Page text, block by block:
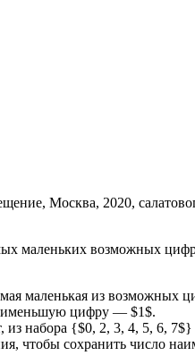
маленьких возможных
маленькая из возможных
цифру — $1$.
набора {$0, 2, 3, 4, 5, 6,
чтобы сохранить число